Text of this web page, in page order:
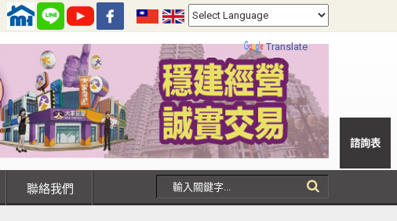
Powered by Translate
聯絡我們
諮詢表